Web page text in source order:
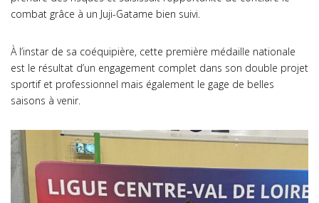
combat grâce à un Juji-Gatame bien suivi.
À l’instar de sa coéquipière, cette première médaille nationale
est le résultat d’un engagement complet dans son double projet
sportif et professionnel mais également le gage de belles
saisons à venir.